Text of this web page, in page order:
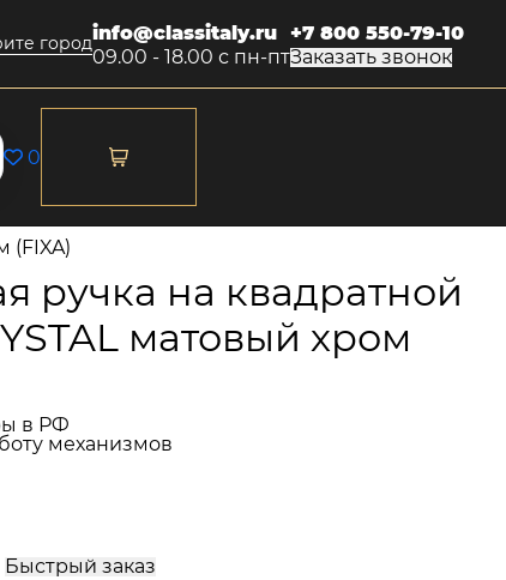
городinfo@classitaly.ru
09.00 - 18.00 с пн-пт
+7 800 550-79-10
Заказать звонок
0
(FIXA)
ручка на квадратной
матовый хром
в РФ
механизмов
Быстрый заказ